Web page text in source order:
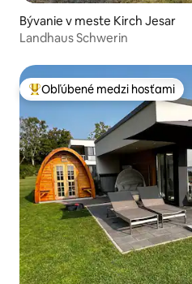
Bývanie v meste Kirch Jesar
Landhaus Schwerin
Najobľúbenejšie medzi hosťami
Obľúbené medzi hosťami